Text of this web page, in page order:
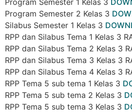
Program Semester 2 Kelas 3
Silabus Semester 1 Kelas 3
RPP dan Silabus Tema 1 Kelas 3
RPP dan Silabus Tema 2 Kelas 3
RPP dan Silabus Tema 3 Kelas 3
RPP dan Silabus Tema 4 Kelas 3
RPP Tema 5 sub tema 1 Kelas 3
RPP Tema 5 sub tema 2 Kelas 3
RPP Tema 5 sub tema 3 Kelas 3